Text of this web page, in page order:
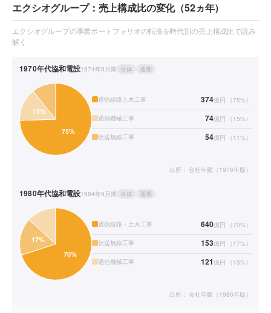
エクシオグループ：売上構成比の変化（52ヵ年）
エクシオグループの事業ポートフォリオの転換を時代別の売上構成比で読み
解く
1970年代協和電設1974年9月期 単体 通期
通信線路土木工事 374億円 （75%）
通信機械工事 74億円 （ 15%）
伝送無線工事 54億円 （ 11%）
出所： 会社年鑑（1976年版）
1980年代協和電設1984年9月期 単体 通期
通信線路・土木工事 640億円 （70%）
伝送無線工事 153億円 （ 17%）
通信機械工事 121億円 （ 13%）
出所： 会社年鑑（1986年版）